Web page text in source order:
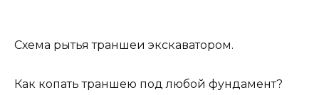
Схема рытья траншеи экскаватором.
Как копать траншею под любой фундамент?